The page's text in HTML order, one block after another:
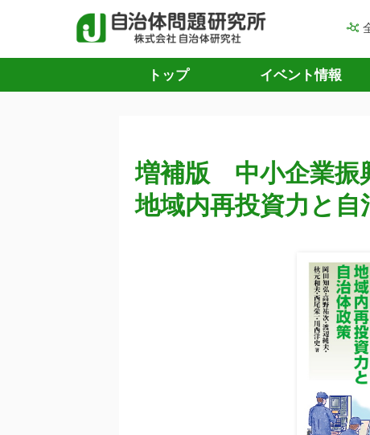
トップ イベント情報
増補版 中小企業振
地域内再投資力と自